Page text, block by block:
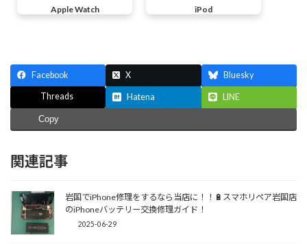
Apple Watch iPod
Facebook X Bluesky
Threads Hatena LINE
Copy
関連記事
岩国でiPhone修理をするなら当店に！！🔋スマホリペア岩国店
のiPhoneバッテリー交換修理ガイド！
2025-06-29